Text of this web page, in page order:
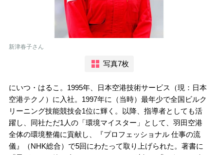
新津春子さん
写真7枚
にいつ・はるこ。1995年、日本空港技術サービス（現：日本
空港テクノ）に入社。1997年に（当時）最年少で全国ビルク
リーニング技能競技会1位に輝く。以降、指導者としても活
躍し、同社ただ1人の「環境マイスター」として、羽田空港
全体の環境整備に貢献し、『プロフェッショナル 仕事の流
儀』（NHK総合）で5回にわたって取り上げられた。著書に